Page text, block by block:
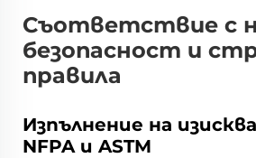
Съответствие с
безопасност и
правила
Изпълнение на
NFPA и ASTM